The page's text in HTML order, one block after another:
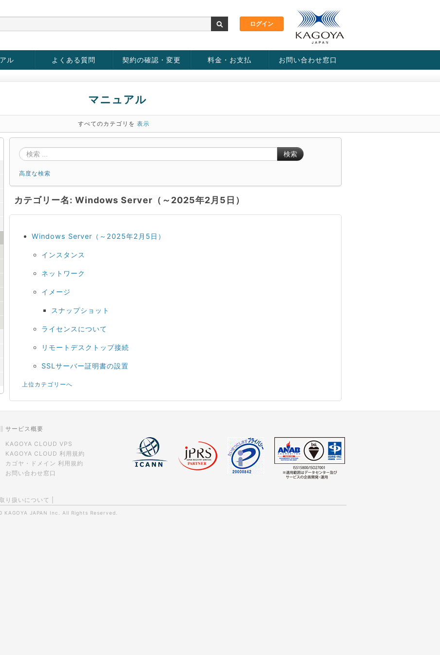
ル よくある質問 契約の確認・変更 料金・お支払 お問い合わせ窓口
マニュアル
すべてのカテゴリを 表示
検索
高度な検索
カテゴリー名: Windows Server（～2025年2月5日）
Windows Server（～2025年2月5日）
インスタンス
ネットワーク
イメージ
スナップショット
ライセンスについて
リモートデスクトップ接続
SSLサーバー証明書の設置
上位カテゴリーへ
サービス概要
KAGOYA CLOUD VPS
KAGOYA CLOUD 利用規約
カゴヤ・ドメイン 利用規約
お問い合わせ窓口
り扱いについて
KAGOYA JAPAN Inc. All Rights Reserved.